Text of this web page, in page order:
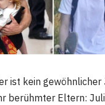
ist kein gewöhnlicher
berühmter Eltern: